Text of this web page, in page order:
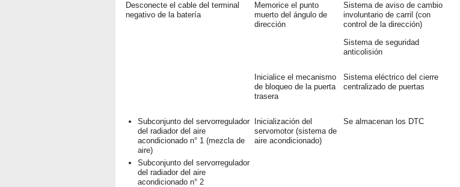
Desconecte el cable del terminal
negativo de la batería
Memorice el punto
muerto del ángulo de
dirección
Sistema de aviso de cambio
involuntario de carril (con
control de la dirección)
Sistema de seguridad
anticolisión
Inicialice el mecanismo
de bloqueo de la puerta
trasera
Sistema eléctrico del cierre
centralizado de puertas
Subconjunto del servorregulador
del radiador del aire
acondicionado n° 1 (mezcla de
aire)
Subconjunto del servorregulador
del radiador del aire
acondicionado n° 2
Inicialización del
servomotor (sistema de
aire acondicionado)
Se almacenan los DTC